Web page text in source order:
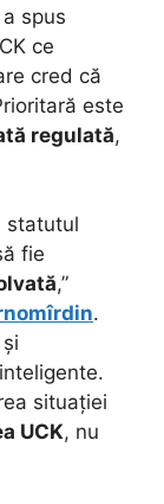
a spus
ce
cred că
este
regulată,
statutul
fie
,”
.
situației
UCK, nu